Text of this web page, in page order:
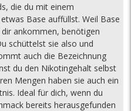
die du mit einem
Base auffüllst. Weil Base
ankommen, benötigen
schüttelst sie also und
auch die Bezeichnung
du den Nikotingehalt selbst
Mengen haben sie auch ein
Ideal für dich, wenn du
bereits herausgefunden